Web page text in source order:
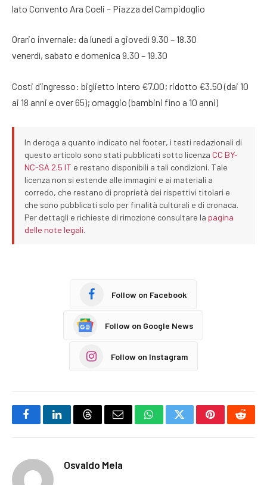
lato Convento Ara Coeli – Piazza del Campidoglio
Orario invernale: da lunedì a giovedì 9.30 – 18.30
venerdì, sabato e domenica 9.30 – 19.30
Costi d’ingresso: biglietto intero €7.00; ridotto €3.50 (dai 10
ai 18 anni e over 65); omaggio (bambini fino a 10 anni)
In deroga a quanto indicato nel footer, i testi redazionali di
questo articolo sono stati pubblicati sotto licenza CC BY-
NC-SA 2.5 IT e restano disponibili a tali condizioni. Tale
licenza non si estende alle immagini e ai materiali a
corredo, che restano di proprietà dei rispettivi titolari e
che sono pubblicati solo per finalità culturali e di cronaca.
Per dettagli e richieste di rimozione consultare la pagina
delle note legali.
Follow on Facebook
Follow on Google News
Follow on Instagram
FacebookLinkedInThreadsEmail WhatsAppTwitterPinterest
Osvaldo Mela